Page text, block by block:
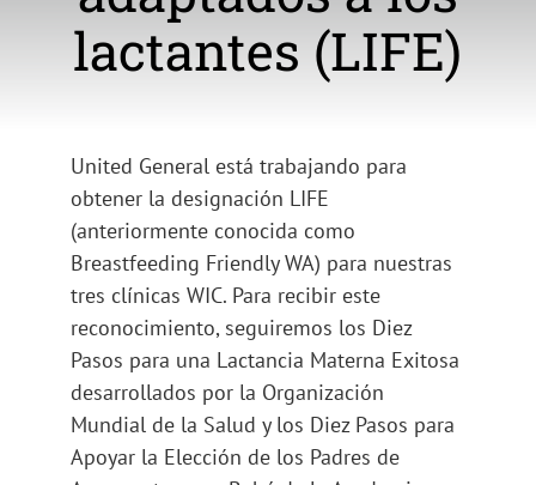
lactantes (LIFE)
United General está trabajando para
obtener la designación LIFE
(anteriormente conocida como
Breastfeeding Friendly WA) para nuestras
tres clínicas WIC. Para recibir este
reconocimiento, seguiremos los Diez
Pasos para una Lactancia Materna Exitosa
desarrollados por la Organización
Mundial de la Salud y los Diez Pasos para
Apoyar la Elección de los Padres de